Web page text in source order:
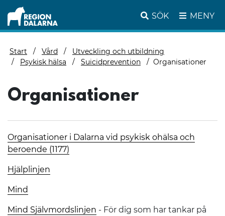
SÖK MENY
Start Vård
Utveckling och utbildning
Psykisk hälsa
Suicidprevention Organisationer
Organisationer
Organisationer i Dalarna vid psykisk ohälsa och
beroende (1177)
Hjälplinjen
Mind
Mind Självmordslinjen - För dig som har tankar på